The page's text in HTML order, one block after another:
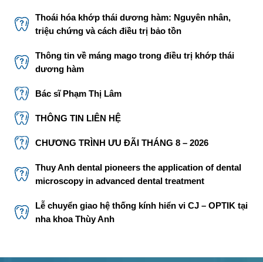
Thoái hóa khớp thái dương hàm: Nguyên nhân,
triệu chứng và cách điều trị bảo tồn
Thông tin về máng mago trong điều trị khớp thái
dương hàm
Bác sĩ Phạm Thị Lâm
THÔNG TIN LIÊN HỆ
CHƯƠNG TRÌNH ƯU ĐÃI THÁNG 8 – 2026
Thuy Anh dental pioneers the application of dental
microscopy in advanced dental treatment
Lễ chuyển giao hệ thống kính hiển vi CJ – OPTIK tại
nha khoa Thùy Anh